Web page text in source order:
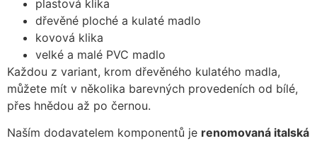
plastová klika
dřevěné ploché a kulaté madlo
kovová klika
velké a malé PVC madlo
Každou z variant, krom dřevěného kulatého madla,
můžete mít v několika barevných provedeních od bílé,
přes hnědou až po černou.
Naším dodavatelem komponentů je renomovaná italská